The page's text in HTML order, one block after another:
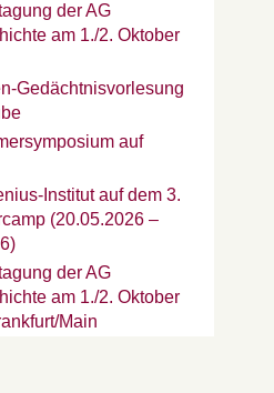
der AG
am 1./2. Oktober
Gedächtnisvorlesung
auf
Institut auf dem 3.
(20.05.2026 –
der AG
am 1./2. Oktober
Main